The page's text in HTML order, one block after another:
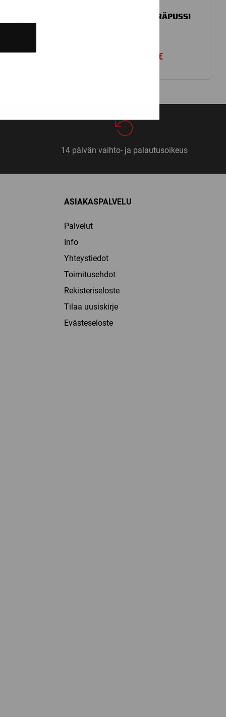
CORE
vaihtoehdot
BAUER KYPÄRÄPUSSI
€
14 päivän vaihto- ja palautusoikeus
ASIAKASPALVELU
Palvelut
Info
Yhteystiedot
Toimitusehdot
Rekisteriseloste
Tilaa uusiskirje
Evästeseloste